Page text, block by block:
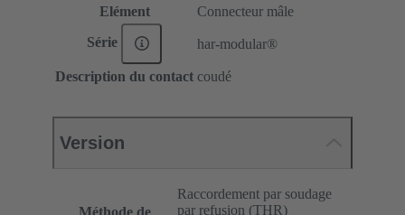
Elément
Connecteur mâle
Série har-modular®
Description du contact coudé
Version
Méthode de
Raccordement par soudage
par refusion (THR)